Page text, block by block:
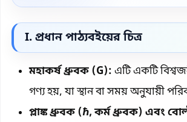
I. প্রধান পাঠ্যবইয়ের চিত্র
মহাকর্ষ ধ্রুবক (G): এটি একটি
গণ্য হয়, যা স্থান বা সময় অনুযায়ী
প্লাঙ্ক ধ্রুবক (ℏ, কর্ম ধ্রুবক) এবং